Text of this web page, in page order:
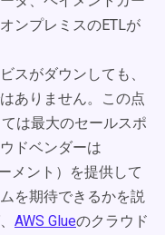
ンプレミスのETLが
スがダウンしても、
ありません。この点
は最大のセールスポ
ドベンダーは
メント）を提供して
を期待できるかを説
AWS Glueのクラウド